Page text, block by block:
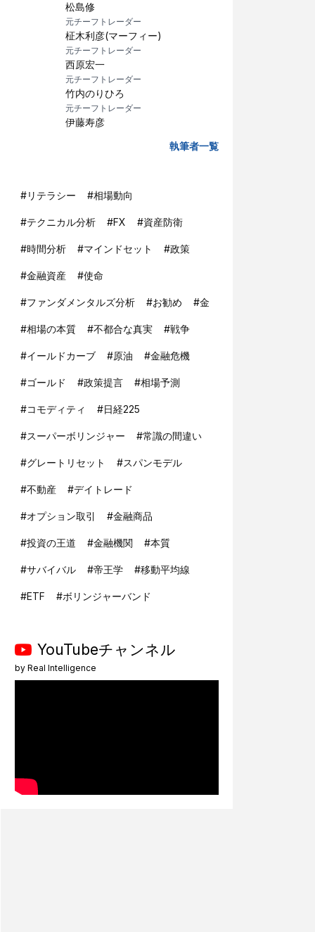
松島修
元チーフトレーダー
柾木利彦(マーフィー)
元チーフトレーダー
西原宏一
元チーフトレーダー
竹内のりひろ
元チーフトレーダー
伊藤寿彦
執筆者一覧
#リテラシー #相場動向
#テクニカル分析 #FX #資産防衛
#時間分析 #マインドセット #政策
#金融資産 #使命
#ファンダメンタルズ分析 #お勧め #金
#相場の本質 #不都合な真実 #戦争
#イールドカーブ #原油 #金融危機
#ゴールド #政策提言 #相場予測
#コモディティ #日経225
#スーパーボリンジャー #常識の間違い
#グレートリセット #スパンモデル
#不動産 #デイトレード
#オプション取引 #金融商品
#投資の王道 #金融機関 #本質
#サバイバル #帝王学 #移動平均線
#ETF #ボリンジャーバンド
YouTubeチャンネル
by Real Intelligence